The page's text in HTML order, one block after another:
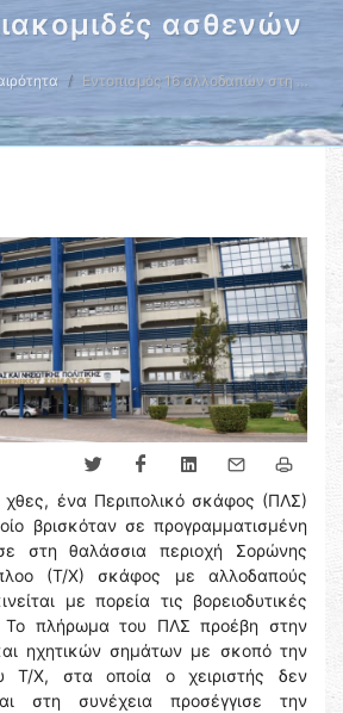
ασθενών
Εντοπισμός 16 αλλοδαπών στη …
χθες, ένα Περιπολικό σκάφος (ΠΛΣ)
βρισκόταν σε προγραμματισμένη
στη θαλάσσια περιοχή Σορώνης
(Τ/Χ) σκάφος με αλλοδαπούς
με πορεία τις βορειοδυτικές
Το πλήρωμα του ΠΛΣ προέβη στην
ηχητικών σημάτων με σκοπό την
Τ/Χ, στα οποία ο χειριστής δεν
στη συνέχεια προσέγγισε την